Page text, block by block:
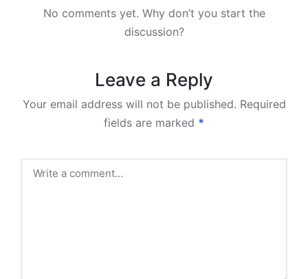
No comments yet. Why don’t you start the
discussion?
Leave a Reply
Your email address will not be published. Required
fields are marked *